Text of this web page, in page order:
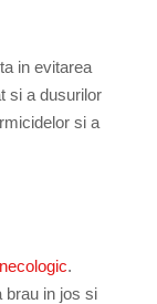
in evitarea
si a dusurilor
si a
.
brau in jos si